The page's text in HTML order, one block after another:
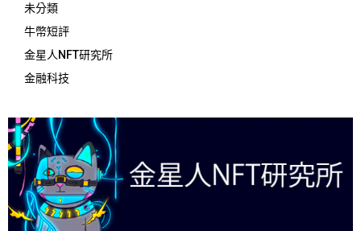
未分類
牛幣短評
金星人NFT研究所
金融科技